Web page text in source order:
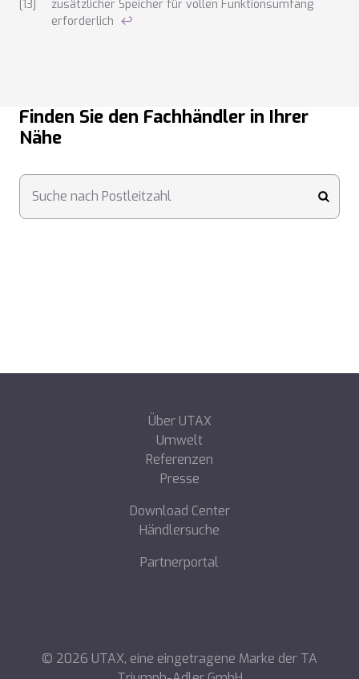
zusätzlicher Speicher für vollen Funktionsumfang
erforderlich ↩
Finden Sie den Fachhändler in Ihrer
Nähe
Suche nach Postleitzahl
Über UTAX
Umwelt
Referenzen
Presse
Download Center
Händlersuche
Partnerportal
© 2026 UTAX, eine eingetragene Marke der TA